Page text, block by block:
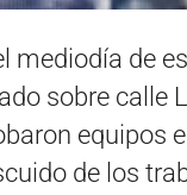
mediodía de
sobre calle
equipos
de los